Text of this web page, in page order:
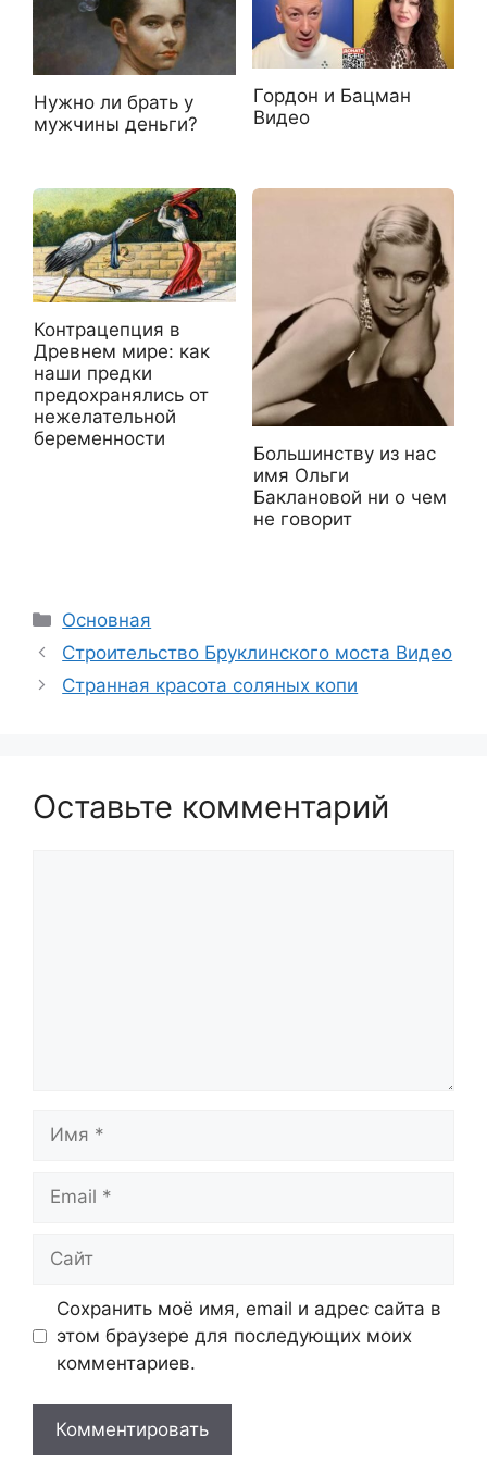
Нужно ли брать у
мужчины деньги?
Гордон и Бацман
Видео
Контрацепция в
Древнем мире: как
наши предки
предохранялись от
нежелательной
беременности
Большинству из нас
имя Ольги
Баклановой ни о чем
не говорит
Рубрики
Основная
Строительство Бруклинского моста Видео
Странная красота соляных копи
Оставьте комментарий
Сохранить моё имя, email и адрес сайта в
этом браузере для последующих моих
комментариев.